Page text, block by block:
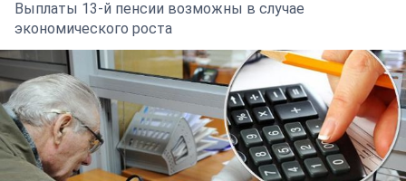
Выплаты 13-й пенсии возможны в случае
экономического роста